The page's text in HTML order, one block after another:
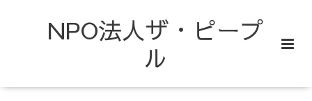
NPO法人ザ・ピープ
ル